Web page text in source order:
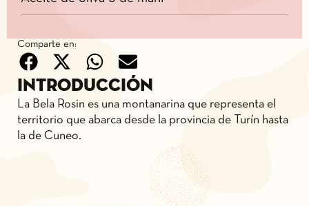
Comparte en:
Introducción
La Bela Rosin es una montanarina que representa el
territorio que abarca desde la provincia de Turín hasta
la de Cuneo.